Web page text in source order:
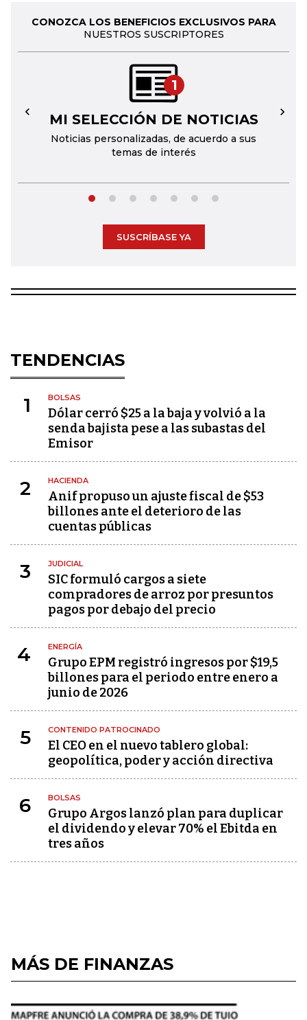
CONOZCA LOS BENEFICIOS EXCLUSIVOS PARA
NUESTROS SUSCRIPTORES
1
MI SELECCIÓN DE NOTICIAS
Noticias personalizadas, de acuerdo a sus
temas de interés
← →
SUSCRÍBASE YA
TENDENCIAS
1 BOLSAS
Dólar cerró $25 a la baja y volvió a la
senda bajista pese a las subastas del
Emisor
2 HACIENDA
Anif propuso un ajuste fiscal de $53
billones ante el deterioro de las
cuentas públicas
3 JUDICIAL
SIC formuló cargos a siete
compradores de arroz por presuntos
pagos por debajo del precio
4 ENERGÍA
Grupo EPM registró ingresos por $19,5
billones para el periodo entre enero a
junio de 2026
5 CONTENIDO PATROCINADO
El CEO en el nuevo tablero global:
geopolítica, poder y acción directiva
6 BOLSAS
Grupo Argos lanzó plan para duplicar
el dividendo y elevar 70% el Ebitda en
tres años
MÁS DE FINANZAS